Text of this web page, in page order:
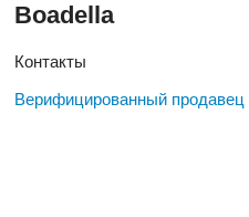
Boadella
Контакты
Верифицированный продавец